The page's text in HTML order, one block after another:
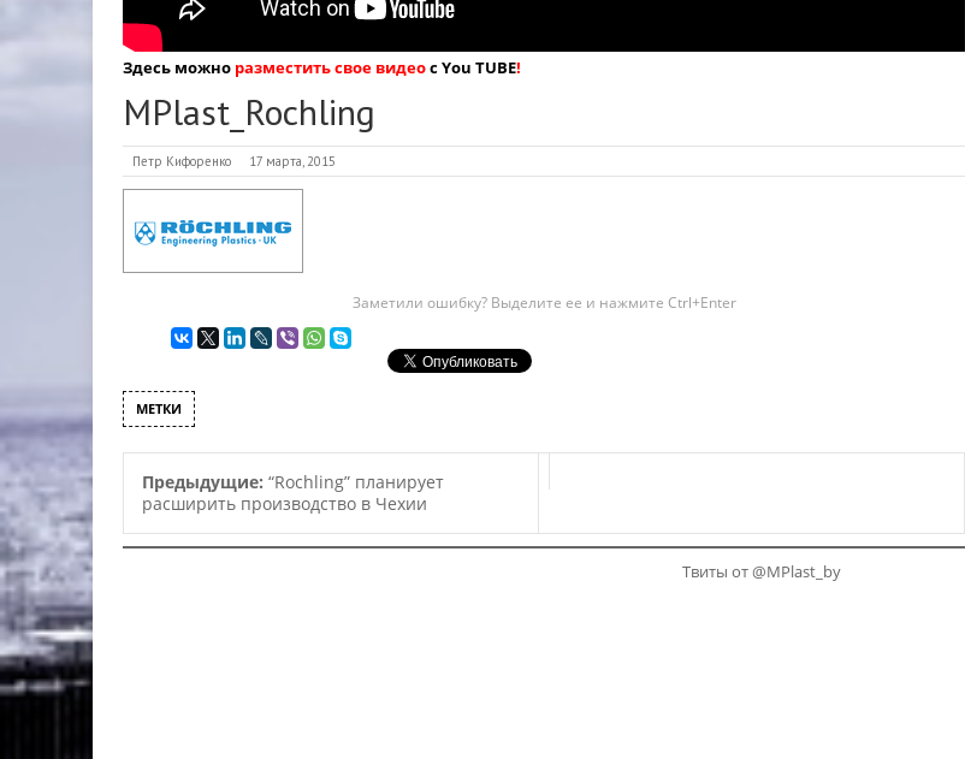
Здесь можно разместить свое видеос You TUBE!
MPlast_Rochling
Петр Кифоренко 17 марта, 2015
Заметили ошибку? Выделите ее и нажмите Ctrl+Enter
МЕТКИ
Предыдущие: “Rochling” планирует
расширить производство в Чехии
Твиты от @MPlast_by